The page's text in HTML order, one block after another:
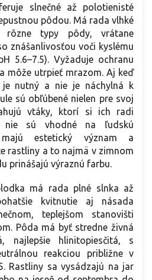
slnečné až polotienisté
pôdou. Má rada vlhké
rôzne typy pôdy, vrátane
znášanlivosťou voči kyslému
5.6–7.5). Vyžaduje ochranu
môže utrpieť mrazom. Aj keď
je nutný a nie je náchylná k
sú obľúbené nielen pre svoj
vtáky, ktorí si ich radi
nie sú vhodné na ľudskú
majú estetický význam a
rastliny a to najmä v zimnom
prinášajú výraznú farbu.
má rada plné slnka až
kvitnutie aj násada
teplejšom stanovišti
Pôda má byť stredne živná
najlepšie hlinitopiesčitá, s
reakciou približne v
Rastliny sa vysádzajú na jar